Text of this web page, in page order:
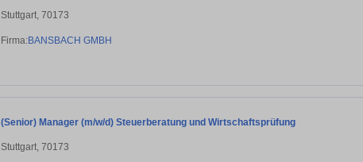
Stuttgart, 70173
Firma:BANSBACH GMBH
(Senior) Manager (m/w/d) Steuerberatung und Wirtschaftsprüfung
Stuttgart, 70173